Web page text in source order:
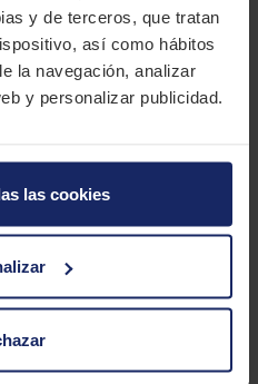
y de terceros, que tratan
así como hábitos
la navegación, analizar
y personalizar publicidad.
las cookies
neumático para automóviles
destaca por su agarre y